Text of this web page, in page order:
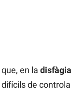
en la
de